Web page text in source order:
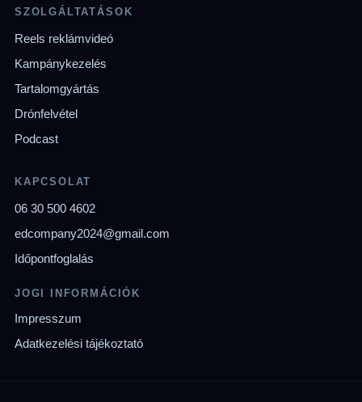
SZOLGÁLTATÁSOK
Reels reklámvideó
Kampánykezelés
Tartalomgyártás
Drónfelvétel
Podcast
KAPCSOLAT
06 30 500 4602
edcompany2024@gmail.com
Időpontfoglalás
JOGI INFORMÁCIÓK
Impresszum
Adatkezelési tájékoztató